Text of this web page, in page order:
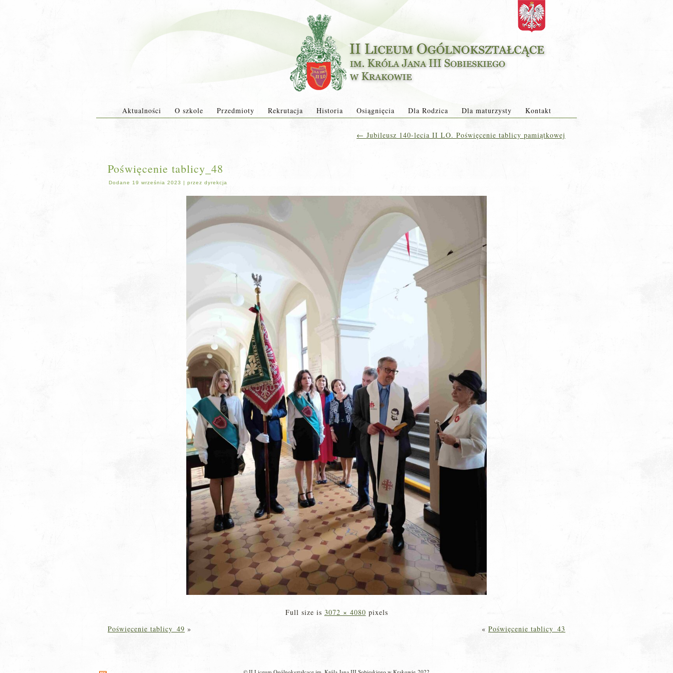
Aktualności O szkole Przedmioty Rekrutacja Historia Osiągnięcia Dla Rodzica Dla maturzysty Kontakt
← Jubileusz 140-lecia II LO. Poświęcenie tablicy pamiątkowej
Poświęcenie tablicy_48
Dodane 19 września 2023 | przez dyrekcja
Full size is 3072 × 4080 pixels
Poświęcenie tablicy_49 » « Poświęcenie tablicy_43